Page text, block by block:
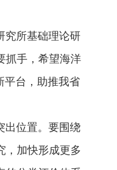
所基础理论研
抓手，希望海洋
平台，助推我省
位置。要围绕
，加快形成更多